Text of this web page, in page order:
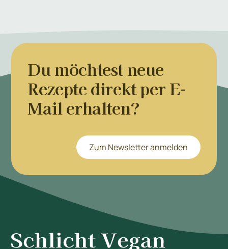
Du möchtest neue
Rezepte direkt per E-
Mail erhalten?
Zum Newsletter anmelden